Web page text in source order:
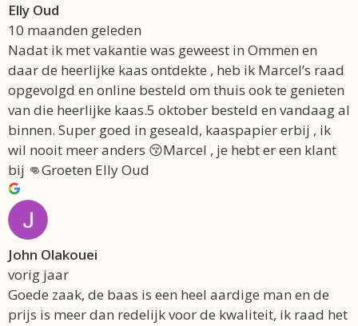
Elly Oud
10 maanden geleden
Nadat ik met vakantie was geweest in Ommen en
daar de heerlijke kaas ontdekte , heb ik Marcel’s raad
opgevolgd en online besteld om thuis ook te genieten
van die heerlijke kaas.5 oktober besteld en vandaag al
binnen. Super goed in geseald, kaaspapier erbij , ik
wil nooit meer anders 😚Marcel , je hebt er een klant
bij 👊Groeten Elly Oud
John Olakouei
vorig jaar
Goede zaak, de baas is een heel aardige man en de
prijs is meer dan redelijk voor de kwaliteit, ik raad het